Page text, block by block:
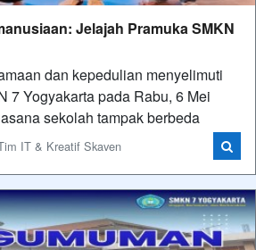
Jelajah Pramuka SMKN
dan kepedulian menyelimuti
7 Yogyakarta pada Rabu, 6 Mei
sekolah tampak berbeda
IT & Kreatif Skaven